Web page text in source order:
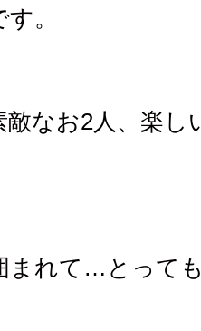
。
敵なお2人、楽
まれて…とって